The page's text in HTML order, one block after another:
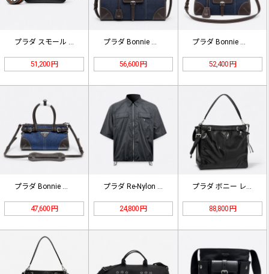
プラダ スモール レザー ショルダー…
51,200 円
プラダ Bonnie ラージ デニム…
56,600 円
プラダ Bonnie ミディアム デ…
52,400 円
47,600 円 24,800 円 88,800 円